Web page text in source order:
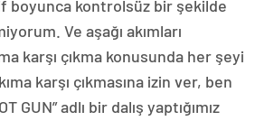
boyunca kontrolsüz bir şekilde
Ve aşağı akımları
karşı çıkma konusunda her şeyi
karşı çıkmasına izin ver, ben
GUN” adlı bir dalış yaptığımız